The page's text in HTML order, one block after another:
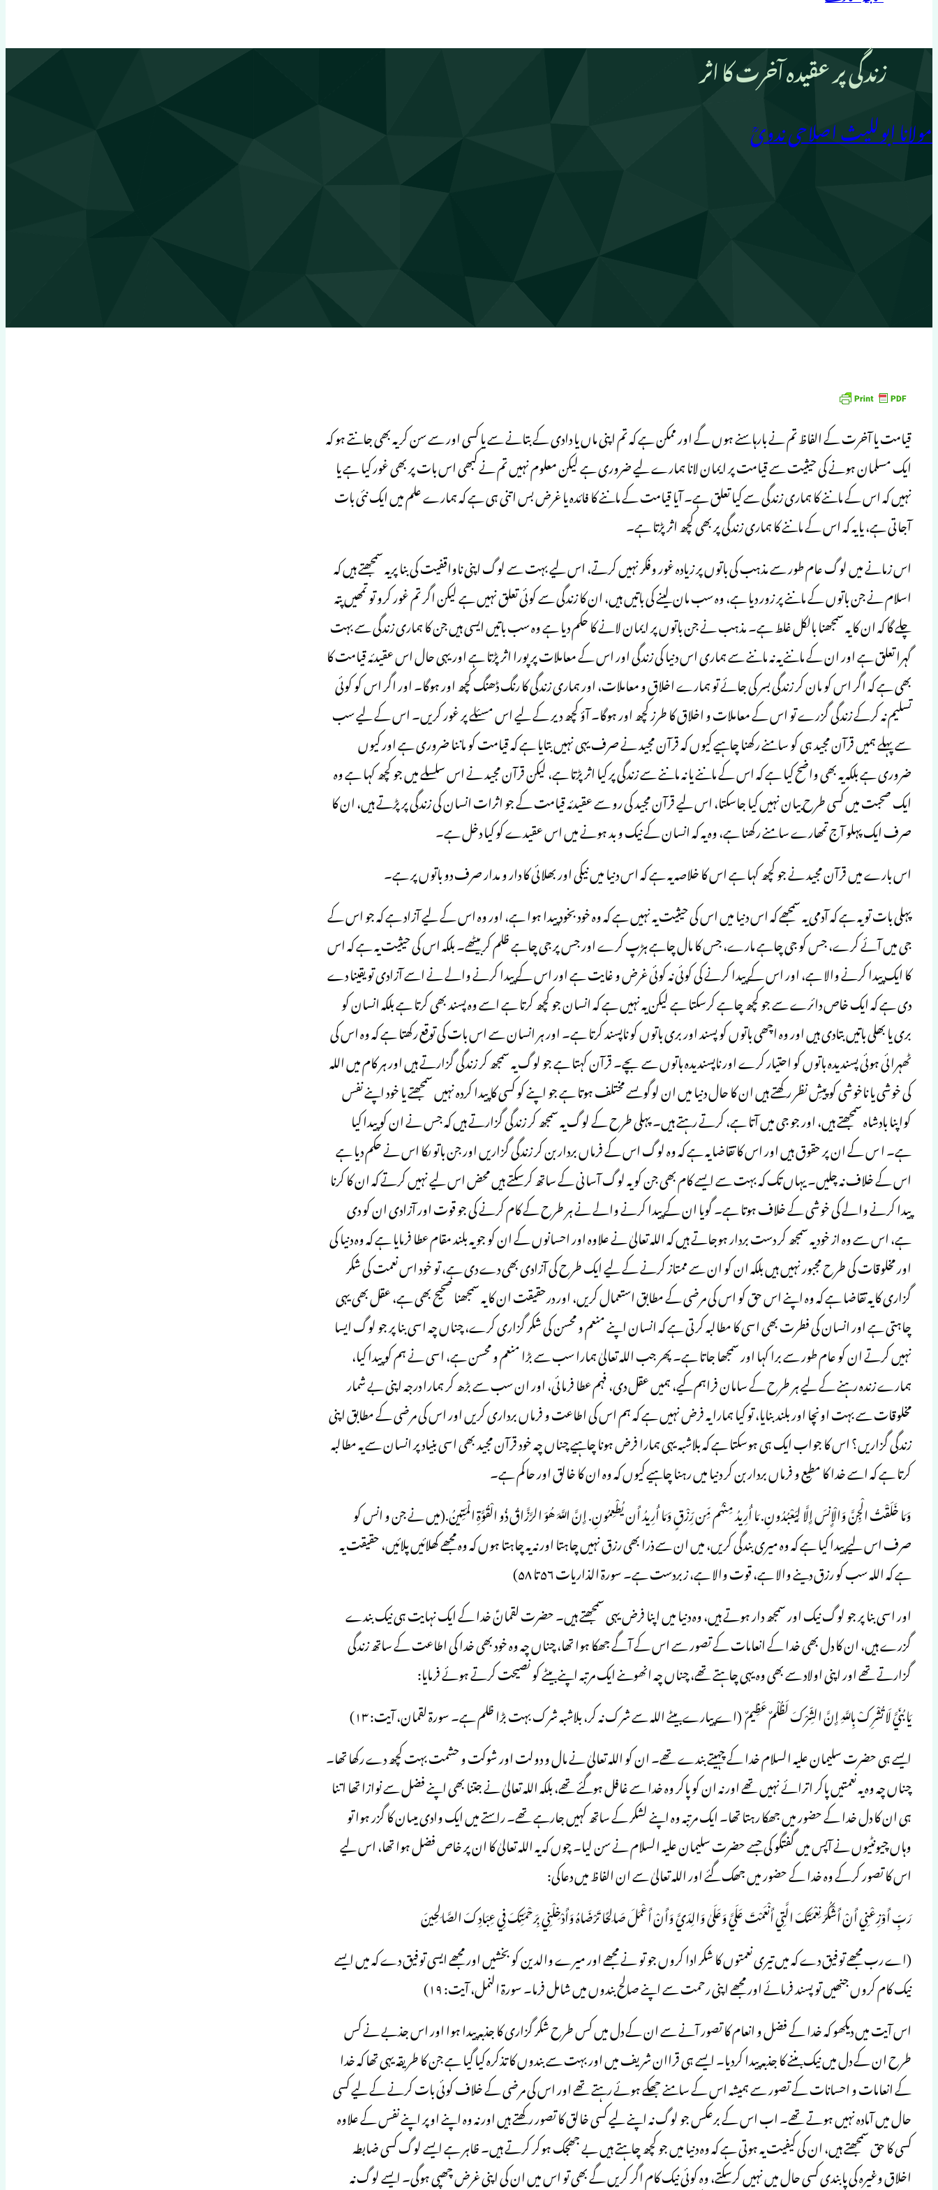
زندگی پر عقیدہ آخرت کا اثر
مولانا ابوللیث اصلاحی ندویؒ
قیامت یا آخرت کے الفاظ تم نے بارہا سنے ہوں گے اور ممکن ہے کہ تم اپنی ماں یا دادی کے بتانے سے یا کسی اور سے سن کر یہ بھی جانتے ہو کہ
ایک مسلمان ہونے کی حیثیت سے قیامت پر ایمان لانا ہمارے لیے ضروری ہے لیکن معلوم نہیں تم نے کبھی اس بات پر بھی غور کیا ہے یا
نہیں کہ اس کے ماننے کا ہماری زندگی سے کیا تعلق ہے۔ آیا قیامت کے ماننے کا فائدہ یا غرض بس اتنی ہی ہے کہ ہمارے علم میں ایک نئی بات
آجاتی ہے، یا یہ کہ اس کے ماننے کا ہماری زندگی پر بھی کچھ اثر پڑتا ہے۔
اس زمانے میں لوگ عام طور سے مذہب کی باتوں پر زیادہ غور وفکر نہیں کرتے، اس لیے بہت سے لوگ اپنی ناواقفیت کی بنا پریہ سمجھتے ہیں کہ
اسلام نے جن باتوں کے ماننے پر زور دیا ہے، وہ سب مان لینے کی باتیں ہیں، ان کا زندگی سے کوئی تعلق نہیں ہے لیکن اگر تم غور کرو تو تمھیں پتہ
چلے گا کہ ان کا یہ سمجھنا بالکل غلط ہے۔ مذہب نے جن باتوں پر ایمان لانے کا حکم دیا ہے وہ سب باتیں ایسی ہیں جن کا ہماری زندگی سے بہت
گہرا تعلق ہے اور ان کے ماننے یہ نہ ماننے سے ہماری اس دنیا کی زندگی اور اس کے معاملات پر پورا اثر پڑتا ہے اور یہی حال اس عقیدئہ قیامت کا
بھی ہے کہ اگر اس کو مان کر زندگی بسر کی جائے تو ہمارے اخلاق و معاملات، اور ہماری زندگی کا رنگ ڈھنگ کچھ اور ہوگا۔ اور اگر اس کو کوئی
تسلیم نہ کرکے زندگی گزرے تو اس کے معاملات و اخلاق کا طرز کچھ اور ہوگا۔ آؤ کچھ دیر کے لیے اس مسئلے پر غور کریں۔ اس کے لیے سب
سے پہلے ہمیں قرآن مجید ہی کو سامنے رکھنا چاہیے کیوں کہ قرآن مجید نے صرف یہی نہیں بتایا ہے کہ قیامت کو ماننا ضروری ہے اور کیوں
ضروری ہے بلکہ یہ بھی واضح کیا ہے کہ اس کے ماننے یا نہ ماننے سے زندگی پر کیا اثر پڑتا ہے، لیکن قرآن مجید نے اس سلسلے میں جو کچھ کہا ہے وہ
ایک صحبت میں کسی طرح بیان نہیں کیا جاسکتا، اس لیے قرآن مجید کی رو سے عقیدئہ قیامت کے جو اثرات انسان کی زندگی پر پڑتے ہیں، ان کا
صرف ایک پہلو آج تمھارے سامنے رکھنا ہے، وہ یہ کہ انسان کے نیک و بد ہونے میں اس عقیدے کو کیا دخل ہے۔
اس بارے میں قرآن مجید نے جو کچھ کہا ہے اس کا خلاصہ یہ ہے کہ اس دنیا میں نیکی اور بھلائی کا دار و مدار صرف دو باتوں پر ہے۔
پہلی بات تو یہ ہے کہ آدمی یہ سمجھے کہ اس دنیا میں اس کی حیثیت یہ نہیں ہے کہ وہ خود بخود پیدا ہوا ہے، اور وہ اس کے لیے آزاد ہے کہ جو اس کے
جی میں آئے کرے، جس کو جی چاہے مارے، جس کا مال چاہے ہڑپ کرے اور جس پر جی چاہے ظلم کر بیٹھے۔ بلکہ اس کی حیثیت یہ ہے کہ اس
کا ایک پیدا کرنے والا ہے، اور اس کے پیدا کرنے کی کوئی نہ کوئی غرض و غایت ہے اور اس کے پیدا کرنے والے نے اسے آزادی تو یقینا دے
دی ہے کہ ایک خاص دائرے سے جو کچھ چاہے کرسکتا ہے لیکن یہ نہیں ہے کہ انسان جو کچھ کرتا ہے اسے وہ پسند بھی کرتا ہے بلکہ انسان کو
بری یا بھلی باتیں بتادی ہیں اور وہ اچھی باتوں کو پسند اور بری باتوں کو ناپسند کرتا ہے۔ اور ہر انسان سے اس بات کی توقع رکھتا ہے کہ وہ اس کی
ٹھہرائی ہوئی پسندیدہ باتوں کو احتیار کرے اور ناپسندیدہ باتوں سے بچے۔ قرآن کہتا ہے جو لوگ یہ سمجھ کر زندگی گزارتے ہیں اور ہر کام میں اللہ
کی خوشی یا ناخوشی کو پیشِ نظر رکھتے ہیں ان کا حال دنیا میں ان لوگو ںسے مختلف ہوتا ہے جو اپنے کو کسی کا پیدا کردہ نہیں سمجھتے یا خود اپنے نفس
کواپنا بادشاہ سمجھتے ہیں، اور جو جی میں آتا ہے، کرتے رہتے ہیں۔ پہلی طرح کے لوگ یہ سمجھ کر زندگی گزارتے ہیں کہ جس نے ان کو پیدا کیا
ہے۔ ا س کے ان پر حقوق ہیں اور اس کا تقاضا یہ ہے کہ وہ لوگ اس کے فرماں بردار بن کر زندگی گزاریں اور جن باتو ںکا اس نے حکم دیا ہے
اس کے خلاف نہ چلیں۔ یہاں تک کہ بہت سے ایسے کام بھی جن کو یہ لوگ آسانی کے ساتھ کرسکتے ہیں محض اس لیے نہیں کرتے کہ ان کا کرنا
پیدا کرنے والے کی خوشی کے خلاف ہوتا ہے۔ گویا ان کے پیدا کرنے والے نے ہر طرح کے کام کرنے کی جو قوت اور آزادی ان کو دی
ہے، اس سے وہ از خود یہ سمجھ کر دست بردار ہوجاتے ہیں کہ اللہ تعالیٰ نے علاوہ اور احسانوں کے ان کو جو یہ بلند مقام عطا فرمایا ہے کہ وہ دنیا کی
اور مخلوقات کی طرح مجبور نہیں ہیں بلکہ ان کو ان سے ممتاز کرنے کے لیے ایک طرح کی آزادی بھی دے دی ہے، تو خود اس نعمت کی شکر
گزاری کا یہ تقاضا ہے کہ وہ اپنے اس حق کو اس کی مرضی کے مطابق استعمال کریں، اور درحقیقت ان کا یہ سمجھنا صحیح بھی ہے، عقل بھی یہی
چاہتی ہے اور انسان کی فطرت بھی اسی کا مطالبہ کرتی ہے کہ انسان اپنے منعم و محسن کی شکر گزاری کرے، چناں چہ اسی بنا پر جو لوگ ایسا
نہیں کرتے ان کو عام طور سے برا کہا اور سمجھا جاتا ہے۔ پھر جب اللہ تعالیٰ ہمارا سب سے بڑا منعم و محسن ہے، اسی نے ہم کو پیدا کیا،
ہمارے زندہ رہنے کے لیے ہر طرح کے سامان فراہم کیے، ہمیں عقل دی، فہم عطا فرمائی، اور ان سب سے بڑھ کر ہمارا درجہ اپنی بے شمار
مخلوقات سے بہت اونچا اور بلند بنایا، تو کیا ہمارا یہ فرض نہیں ہے کہ ہم اس کی اطاعت و فرماں برداری کریں اور اس کی مرضی کے مطابق اپنی
زندگی گزاریں؟ اس کا جواب ایک ہی ہوسکتا ہے کہ بلاشبہ یہی ہمارا فرض ہونا چاہیے چناں چہ خود قرآن مجید بھی اسی بنیاد پر انسان سے یہ مطالبہ
کرتا ہے کہ اسے خدا کا مطیع و فرماں بردار بن کر دنیا میں رہنا چاہیے کیوں کہ وہ ان کا خالق اور حاکم ہے۔
وَمَا خَلَقْتُ الْجِنَّ وَالْإِنسَ إِلَّا لِيَعْبُدُونِ. مَا أُرِيدُ مِنْهُم مِّن رِّزْقٍ وَمَا أُرِيدُ أَن يُطْعِمُونِ. إِنَّ اللَّـهَ هُوَ الرَّزَّاقُ ذُو الْقُوَّةِ الْمَتِينُ.(میں نے جن و انس کو
صرف اس لیے پیدا کیا ہے کہ وہ میری بندگی کریں، میں ان سے ذرا بھی رزق نہیں چاہتا اور نہ یہ چاہتا ہوں کہ وہ مجھے کھلائیں پلائیں، حقیقت یہ
ہے کہ اللہ سب کو رزق دینے والا ہے، قوت والا ہے، زبردست ہے۔ سورۃ الذاریات ۵۶ تا ۵۸)
اور اسی بنا پر جو لوگ نیک اور سمجھ دار ہوتے ہیں، وہ دنیا میں اپنا فرض یہی سمجھتے ہیں۔ حضرت لقمانؑ خدا کے ایک نہایت ہی نیک بندے
گزرے ہیں، ان کا دل بھی خدا کے انعامات کے تصور سے اس کے آگے جھکا ہوا تھا، چناں چہ وہ خود بھی خدا کی اطاعت کے ساتھ زندگی
گزارتے تھے اور اپنی اولاد سے بھی وہ یہی چاہتے تھے، چناں چہ انھوںنے ایک مرتبہ اپنے بیٹے کو نصیحت کرتے ہوئے فرمایا:
يَا بُنَيَّ لَا تُشْرِكْ بِاللَّـهِ إِنَّ الشِّرْكَ لَظُلْمٌ عَظِيمٌ (اے پیارے بیٹے اللہ سے شرک نہ کر، بلاشبہ شرک بہت بڑا ظلم ہے۔ سورۃ لقمان، آیت: ۱۳)
ایسے ہی حضرت سلیمان علیہ السلام خدا کے چہیتے بندے تھے۔ ان کو اللہ تعالیٰ نے مال و دولت اور شوکت و حشمت بہت کچھ دے رکھا تھا۔
چناں چہ وہ یہ نعمتیں پاکر اترائے نہیں تھے اور نہ ان کو پاکر وہ خدا سے غافل ہوگئے تھے، بلکہ اللہ تعالیٰ نے جتنا بھی اپنے فضل سے نوازا تھا اتنا
ہی ان کا دل خدا کے حضور میں جھکا رہتا تھا۔ ایک مرتبہ وہ اپنے لشکر کے ساتھ کہیں جارہے تھے۔ راستے میں ایک وادی میںان کا گزر ہوا تو
وہاں چیونٹیوں نے آپس میں گفتگو کی جسے حضرت سلیمان علیہ السلام نے سن لیا۔ چوں کہ یہ اللہ تعالیٰ کا ان پر خاص فضل ہوا تھا، اس لیے
اس کا تصور کرکے وہ خدا کے حضور میں جھک گئے اور اللہ تعالیٰ سے ان الفاظ میں دعاکی:
رَبِّ أَوْزِعْنِي أَنْ أَشْكُرَ نِعْمَتَكَ الَّتِي أَنْعَمْتَ عَلَيَّ وَعَلَىٰ وَالِدَيَّ وَأَنْ أَعْمَلَ صَالِحًا تَرْضَاهُ وَأَدْخِلْنِي بِرَحْمَتِكَ فِي عِبَادِكَ الصَّالِحِينَ
(اے رب مجھے توفیق دے کہ میں تیری نعمتوں کا شکر ادا کروں جو تو نے مجھے اور میرے والدین کو بخشیں اور مجھے ایسی توفیق دے کہ میں ایسے
نیک کام کروں جنھیں تو پسند فرمائے اور مجھے اپنی رحمت سے اپنے صالح بندوں میں شامل فرما۔ سورۃ النمل، آیت: ۱۹)
اس آیت میں دیکھو کہ خدا کے فضل و انعام کا تصور آنے سے ان کے دل میں کس طرح شکر گزاری کا جذبہ پیدا ہوا اور اس جذبے نے کس
طرح ان کے دل میں نیک بننے کا جذبہ پیدا کردیا۔ ایسے ہی قراان شریف میں اور بہت سے بندوں کا تذکرہ کیا گیا ہے جن کا طریقہ یہی تھا کہ خدا
کے انعامات و احسانات کے تصور سے ہمیشہ اس کے سامنے جھکے ہوئے رہتے تھے اور اس کی مرضی کے خلاف کوئی بات کرنے کے لیے کسی
حال میں آمادہ نہیں ہوتے تھے۔ اب اس کے برعکس جو لوگ نہ اپنے لیے کسی خالق کا تصور رکھتے ہیں اور نہ وہ اپنے اوپر اپنے نفس کے علاوہ
کسی کا حق سمجھتے ہیں، ان کی کیفیت یہ ہوتی ہے کہ وہ دنیا میں جو کچھ چاہتے ہیں بے جھجک ہوکر کرتے ہیں۔ ظاہر ہے ایسے لوگ کسی ضابطہ
اخلاق وغیرہ کی پابندی کسی حال میں نہیں کرسکتے، وہ کوئی نیک کام اگر کریں گے بھی تو اس میں ان کی اپنی غرض چھپی ہوگی۔ ایسے لوگ نہ